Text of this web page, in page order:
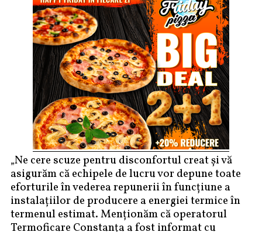
„Ne cere scuze pentru disconfortul creat și vă
asigurăm că echipele de lucru vor depune toate
eforturile în vederea repunerii în funcțiune a
instalațiilor de producere a energiei termice în
termenul estimat. Menționăm că operatorul
Termoficare Constanța a fost informat cu